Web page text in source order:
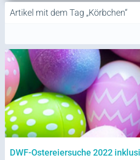
Artikel mit dem Tag „Körbchen“
DWF-Ostereiersuche 2022